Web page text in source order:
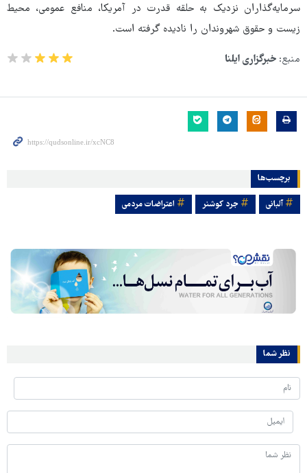
سرمایه‌گذاران نزدیک به حلقه قدرت در آمریکا، منافع عمومی، محیط
زیست و حقوق شهروندان را نادیده گرفته است.
منبع: خبرگزاری ایلنا
برچسب‌ها
آلبانی جرد کوشنر اعتراضات مردمی
نظر شما